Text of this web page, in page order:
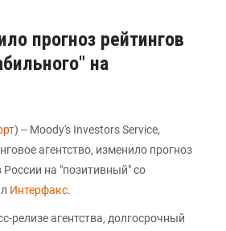
прогноз рейтингов
на
) -- Moody's Investors Service,
агентство, изменило прогноз
России на "позитивный" со
Интерфакс.
релизе агентства, долгосрочный